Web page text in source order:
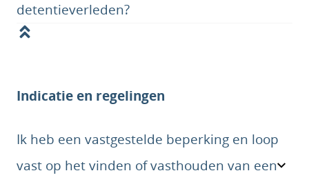
detentieverleden?
Indicatie en regelingen
Ik heb een vastgestelde beperking en loop
vast op het vinden of vasthouden van een